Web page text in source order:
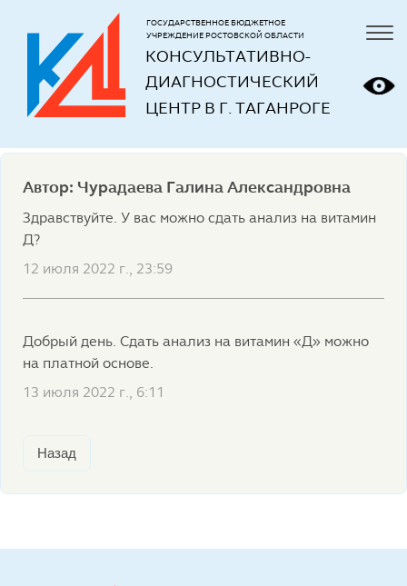
КОНСУЛЬТАТИВНО-
ДИАГНОСТИЧЕСКИЙ
ЦЕНТР В Г. ТАГАНРОГЕ
ГОСУДАРСТВЕННОЕ БЮДЖЕТНОЕ
УЧРЕЖДЕНИЕ РОСТОВСКОЙ ОБЛАСТИ
Автор: Чурадаева Галина Александровна
Здравствуйте. У вас можно сдать анализ на витамин
Д?
12 июля 2022 г., 23:59
Добрый день. Сдать анализ на витамин «Д» можно
на платной основе.
13 июля 2022 г., 6:11
Назад